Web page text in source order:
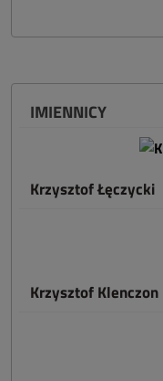
IMIENNICY
Krzysztof Łęczycki
Krzysztof Klenczon